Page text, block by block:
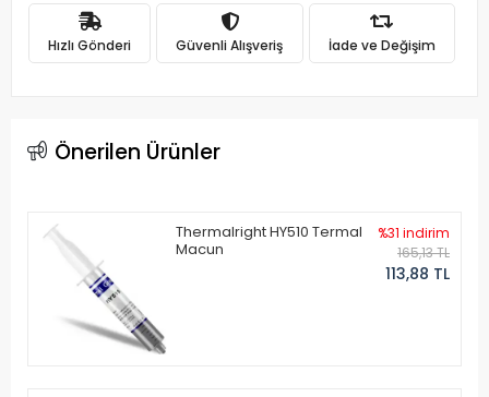
Hızlı Gönderi Güvenli Alışveriş İade ve Değişim
Önerilen Ürünler
Thermalright HY510 Termal
Macun
%31 indirim
165,13 TL
113,88 TL